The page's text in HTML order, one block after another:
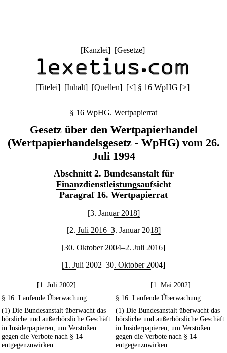
[Kanzlei] [Gesetze]
[Titelei] [Inhalt] [Quellen] [<] § 16 WpHG [>]
§ 16 WpHG. Wertpapierrat
Gesetz über den Wertpapierhandel
(Wertpapierhandelsgesetz - WpHG) vom 26.
Juli 1994
Abschnitt 2. Bundesanstalt für
Finanzdienstleistungsaufsicht
Paragraf 16. Wertpapierrat
[3. Januar 2018]
[2. Juli 2016–3. Januar 2018]
[30. Oktober 2004–2. Juli 2016]
[1. Juli 2002–30. Oktober 2004]
[1. Juli 2002]
[1. Mai 2002]
§ 16. Laufende Überwachung
§ 16. Laufende Überwachung
(1) Die Bundesanstalt überwacht das
börsliche und außerbörsliche Geschäft
in Insiderpapieren, um Verstößen
gegen die Verbote nach § 14
entgegenzuwirken.
(1) Die Bundesanstalt überwacht das
börsliche und außerbörsliche Geschäft
in Insiderpapieren, um Verstößen
gegen die Verbote nach § 14
entgegenzuwirken.